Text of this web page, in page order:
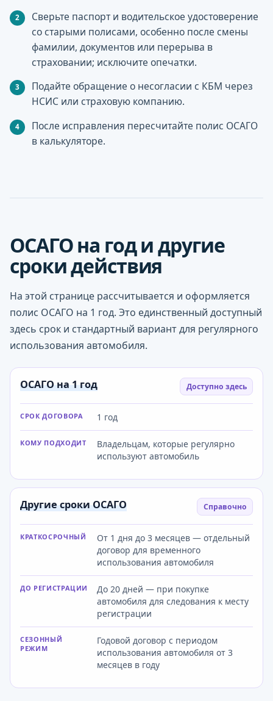
Сверьте паспорт и водительское удостоверение
со старыми полисами, особенно после смены
фамилии, документов или перерыва в
страховании; исключите опечатки.
Подайте обращение о несогласии с КБМ через
НСИС или страховую компанию.
После исправления пересчитайте полис ОСАГО
в калькуляторе.
ОСАГО на год и другие
сроки действия
На этой странице рассчитывается и оформляется
полис ОСАГО на 1 год. Это единственный доступный
здесь срок и стандартный вариант для регулярного
использования автомобиля.
ОСАГО на 1 год Доступно здесь
СРОК ДОГОВОРА 1 год
КОМУ ПОДХОДИТ
Владельцам, которые регулярно
используют автомобиль
Другие сроки ОСАГО Справочно
КРАТКОСРОЧНЫЙ
От 1 дня до 3 месяцев — отдельный
договор для временного
использования автомобиля
ДО РЕГИСТРАЦИИ
До 20 дней — при покупке
автомобиля для следования к месту
регистрации
СЕЗОННЫЙ
РЕЖИМ
Годовой договор с периодом
использования автомобиля от 3
месяцев в году